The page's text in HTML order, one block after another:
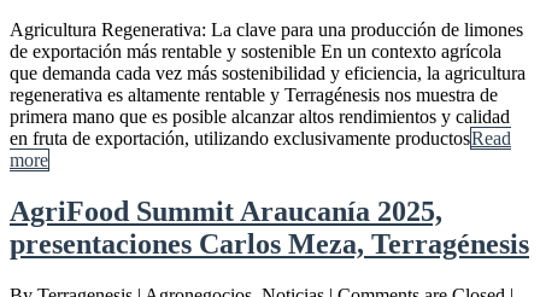
Agricultura Regenerativa: La clave para una producción de limones
de exportación más rentable y sostenible En un contexto agrícola
que demanda cada vez más sostenibilidad y eficiencia, la agricultura
regenerativa es altamente rentable y Terragénesis nos muestra de
primera mano que es posible alcanzar altos rendimientos y calidad
en fruta de exportación, utilizando exclusivamente productosRead
more
AgriFood Summit Araucanía 2025,
presentaciones Carlos Meza, Terragénesis